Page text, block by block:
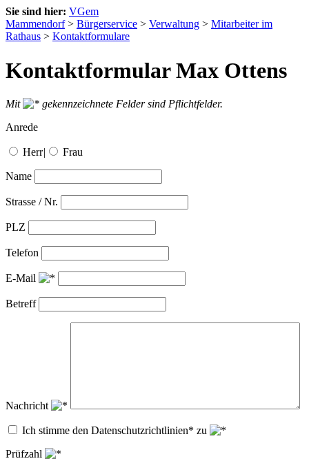
Sie sind hier: VGem
Mammendorf> Bürgerservice > Verwaltung > Mitarbeiter im
Rathaus > Kontaktformulare
Kontaktformular Max Ottens
Mit
gekennzeichnete Felder sind Pflichtfelder.
Anrede
Herr| Frau
Name
Strasse / Nr.
PLZ
Telefon
E-Mail
Betreff
Nachricht
Ich stimme den Datenschutzrichtlinien* zu
Prüfzahl